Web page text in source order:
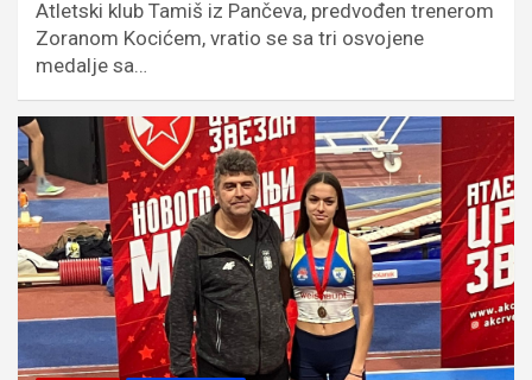
Atletski klub Tamiš iz Pančeva, predvođen trenerom
Zoranom Kocićem, vratio se sa tri osvojene
medalje sa…